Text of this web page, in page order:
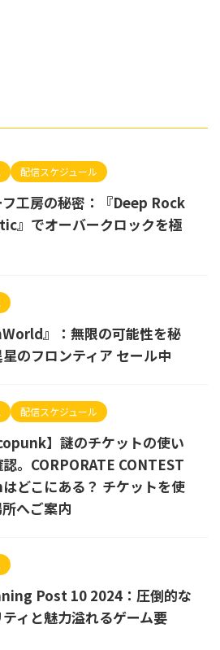
配信スケジュール
フ工房の秘密：『Deep Rock
』でオーバークロックを極
』：無限の可能性を秘
のフロンティア セール中
配信スケジュール
】謎のチケットの使い
。CORPORATE CONTEST
どこにある？ チケットを使
へご案内
Post 10 2024：圧倒的な
ティと魅力溢れるゲーム要